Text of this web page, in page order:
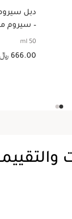
دبل
– سيروم
التقدم في
50 ml
السعر الحالي هو 666.00 ﷼
666.00 ﷼